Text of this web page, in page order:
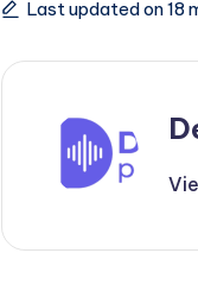
Last updated on 18